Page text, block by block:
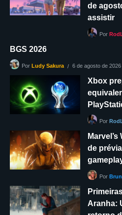
de
assistir
Por
BGS 2026
Por Ludy Sakura 6 de agosto de 2026
Xbox
Por
de
Por
Aranha: